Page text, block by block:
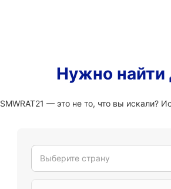
Нужно найти
SMWRAT21 — это не то, что вы искали?
Выберите страну